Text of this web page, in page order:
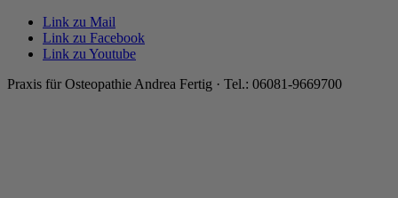
Link zu Mail
Link zu Facebook
Link zu Youtube
Praxis für Osteopathie Andrea Fertig · Tel.: 06081-9669700